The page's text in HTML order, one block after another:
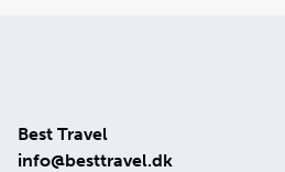
Best Travel
info@besttravel.dk